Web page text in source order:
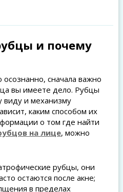
и почему
сначала важно
вы имеете дело. Рубцы
виду и механизму
каким способом их
о том где найти
на лице, можно
рубцы, они
остаются после акне;
в пределах